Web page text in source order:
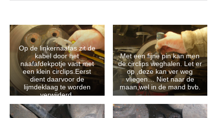
Op de linkernaafas zit de
kabel door het
naafafdekpotje vast met
een klein circlips.Eerst
dient daarvoor de
lijmdeklaag te worden
verwijderd.
Met een fijne pin kan men
de circlips weghalen. Let er
op ,deze kan ver weg
vliegen… Niet naar de
maan,wel in de mand bvb.